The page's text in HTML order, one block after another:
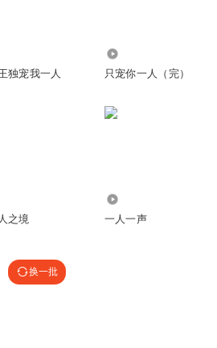
独宠我一人 只宠你一人（完）
之境 一人一声
换一批